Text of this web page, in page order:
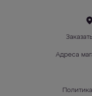
Адреса